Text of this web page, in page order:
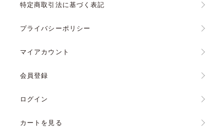
特定商取引法に基づく表記
プライバシーポリシー
マイアカウント
会員登録
ログイン
カートを見る